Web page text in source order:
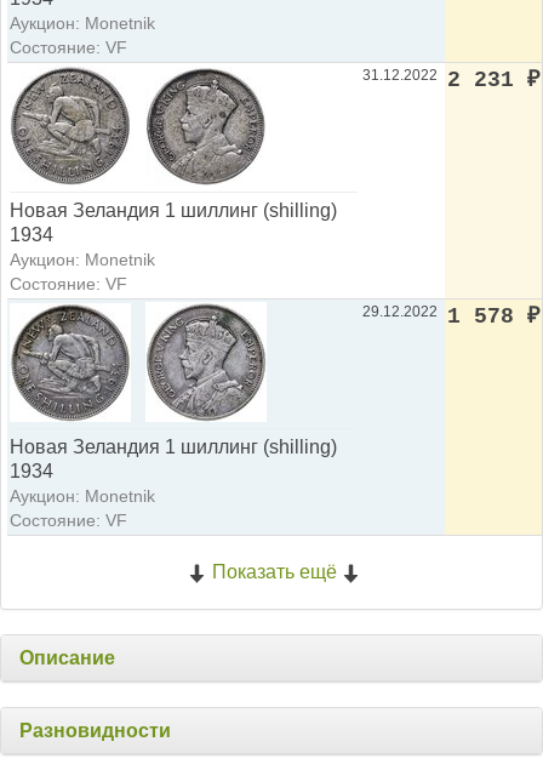
Аукцион: Monetnik
Состояние: VF
Новая Зеландия 1 шиллинг (shilling)
1934
Аукцион: Monetnik
Состояние: VF
31.12.2022 2 231 ₽
Новая Зеландия 1 шиллинг (shilling)
1934
Аукцион: Monetnik
Состояние: VF
29.12.2022 1 578 ₽
Показать ещё
Описание
Разновидности